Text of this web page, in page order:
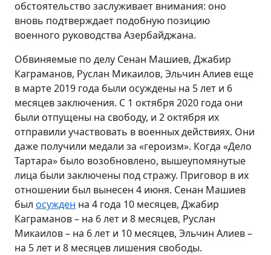
обстоятельство заслуживает внимания: оно
вновь подтверждает подобную позицию
военного руководства Азербайджана.
Обвиняемые по делу Сенан Машиев, Джабир
Каграманов, Руслан Микаилов, Эльчин Алиев еще
в марте 2019 года были осуждены на 5 лет и 6
месяцев заключения. С 1 октября 2020 года они
были отпущены на свободу, и 2 октября их
отправили участвовать в военных действиях. Они
даже получили медали за «героизм». Когда «Дело
Тартара» было возобновлено, вышеупомянутые
лица были заключены под стражу. Приговор в их
отношении был вынесен 4 июня. Сенан Машиев
был осужден на 4 года 10 месяцев, Джабир
Каграманов – на 6 лет и 8 месяцев, Руслан
Микаилов – на 6 лет и 10 месяцев, Эльчин Алиев –
на 5 лет и 8 месяцев лишения свободы.